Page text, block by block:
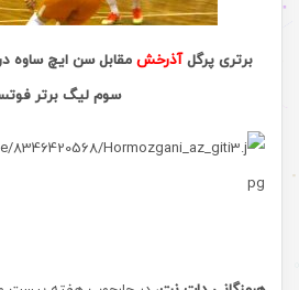
برتری پرگلآذرخش مقابل سن ایچ ساوه
سوم لیگ برتر